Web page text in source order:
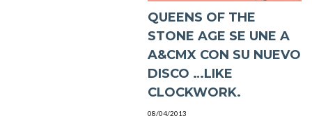
QUEENS OF THE
STONE AGE SE UNE A
A&CMX CON SU NUEVO
DISCO …LIKE
CLOCKWORK.
08/04/2013